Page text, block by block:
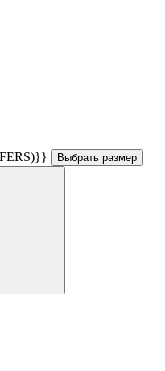
Выбрать размер